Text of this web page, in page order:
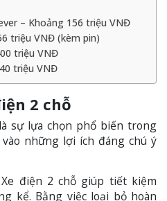
– Khoảng 156 triệu VNĐ
triệu VNĐ (kèm pin)
triệu VNĐ
triệu VNĐ
2 chỗ
sự lựa chọn phổ biến trong
những lợi ích đáng chú ý
điện 2 chỗ giúp tiết kiệm
kể. Bằng việc loại bỏ hoàn